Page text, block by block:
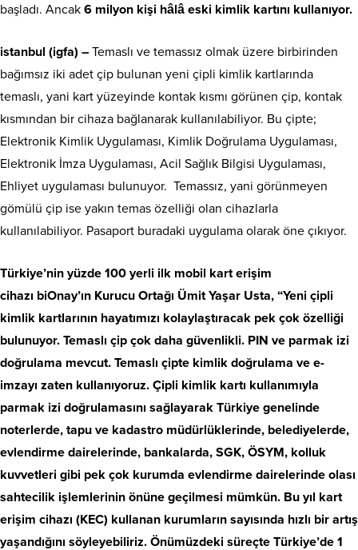
başladı. Ancak 6 milyon kişi hâlâ eski kimlik kartını kullanıyor.
istanbul (igfa) – Temaslı ve temassız olmak üzere birbirinden
bağımsız iki adet çip bulunan yeni çipli kimlik kartlarında
temaslı, yani kart yüzeyinde kontak kısmı görünen çip, kontak
kısmından bir cihaza bağlanarak kullanılabiliyor. Bu çipte;
Elektronik Kimlik Uygulaması, Kimlik Doğrulama Uygulaması,
Elektronik İmza Uygulaması, Acil Sağlık Bilgisi Uygulaması,
Ehliyet uygulaması bulunuyor. Temassız, yani görünmeyen
gömülü çip ise yakın temas özelliği olan cihazlarla
kullanılabiliyor. Pasaport buradaki uygulama olarak öne çıkıyor.
Türkiye’nin yüzde 100 yerli ilk mobil kart erişim
cihazı biOnay’ın Kurucu Ortağı Ümit Yaşar Usta, “Yeni çipli
kimlik kartlarının hayatımızı kolaylaştıracak pek çok özelliği
bulunuyor. Temaslı çip çok daha güvenlikli. PIN ve parmak izi
doğrulama mevcut. Temaslı çipte kimlik doğrulama ve e-
imzayı zaten kullanıyoruz. Çipli kimlik kartı kullanımıyla
parmak izi doğrulamasını sağlayarak Türkiye genelinde
noterlerde, tapu ve kadastro müdürlüklerinde, belediyelerde,
evlendirme dairelerinde, bankalarda, SGK, ÖSYM, kolluk
kuvvetleri gibi pek çok kurumda evlendirme dairelerinde olası
sahtecilik işlemlerinin önüne geçilmesi mümkün. Bu yıl kart
erişim cihazı (KEC) kullanan kurumların sayısında hızlı bir artış
yaşandığını söyleyebiliriz. Önümüzdeki süreçte Türkiye’de 1